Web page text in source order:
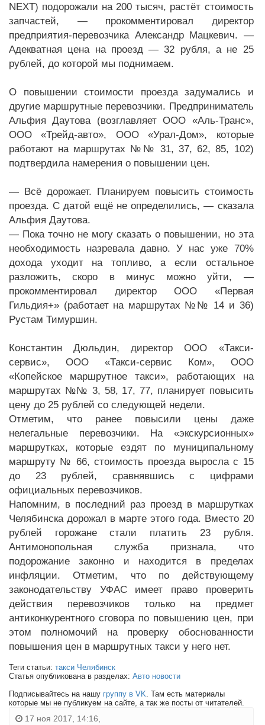
NEXT) подорожали на 200 тысяч, растёт стоимость
запчастей, — прокомментировал директор
предприятия-перевозчика Александр Мацкевич. —
Адекватная цена на проезд — 32 рубля, а не 25
рублей, до которой мы поднимаем.
О повышении стоимости проезда задумались и
другие маршрутные перевозчики. Предприниматель
Альфия Даутова (возглавляет ООО «Аль-Транс»,
ООО «Трейд-авто», ООО «Урал-Дом», которые
работают на маршрутах №№ 31, 37, 62, 85, 102)
подтвердила намерения о повышении цен.
— Всё дорожает. Планируем повысить стоимость
проезда. С датой ещё не определились, — сказала
Альфия Даутова.
— Пока точно не могу сказать о повышении, но эта
необходимость назревала давно. У нас уже 70%
дохода уходит на топливо, а если остальное
разложить, скоро в минус можно уйти, —
прокомментировал директор ООО «Первая
Гильдия+» (работает на маршрутах №№ 14 и 36)
Рустам Тимуршин.
Константин Дюльдин, директор ООО «Такси-
сервис», ООО «Такси-сервис Ком», ООО
«Копейское маршрутное такси», работающих на
маршрутах №№ 3, 58, 17, 77, планирует повысить
цену до 25 рублей со следующей недели.
Отметим, что ранее повысили цены даже
нелегальные перевозчики. На «экскурсионных»
маршрутках, которые ездят по муниципальному
маршруту № 66, стоимость проезда выросла с 15
до 23 рублей, сравнявшись с цифрами
официальных перевозчиков.
Напомним, в последний раз проезд в маршрутках
Челябинска дорожал в марте этого года. Вместо 20
рублей горожане стали платить 23 рубля.
Антимонопольная служба признала, что
подорожание законно и находится в пределах
инфляции. Отметим, что по действующему
законодательству УФАС имеет право проверить
действия перевозчиков только на предмет
антиконкурентного сговора по повышению цен, при
этом полномочий на проверку обоснованности
повышения цен в маршрутных такси у него нет.
Теги статьи: такси Челябинск
Статья опубликована в разделах: Авто новости
Подписывайтесь на нашу группу в VK . Там есть материалы
которые мы не публикуем на сайте, а так же посты от читателей.
17 ноя 2017, 14:16,